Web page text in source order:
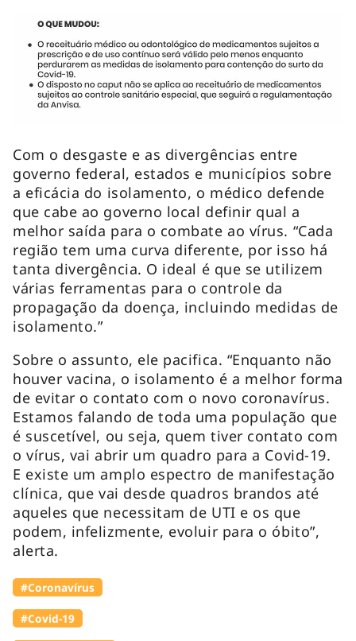
Com o desgaste e as divergências entre
governo federal, estados e municípios sobre
a eficácia do isolamento, o médico defende
que cabe ao governo local definir qual a
melhor saída para o combate ao vírus. “Cada
região tem uma curva diferente, por isso há
tanta divergência. O ideal é que se utilizem
várias ferramentas para o controle da
propagação da doença, incluindo medidas de
isolamento.”
Sobre o assunto, ele pacifica. “Enquanto não
houver vacina, o isolamento é a melhor forma
de evitar o contato com o novo coronavírus.
Estamos falando de toda uma população que
é suscetível, ou seja, quem tiver contato com
o vírus, vai abrir um quadro para a Covid-19.
E existe um amplo espectro de manifestação
clínica, que vai desde quadros brandos até
aqueles que necessitam de UTI e os que
podem, infelizmente, evoluir para o óbito”,
alerta.
#Coronavírus
#Covid-19